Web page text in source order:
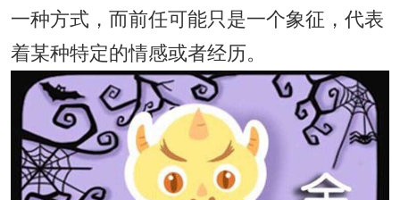
一种方式，而前任可能只是一个象征，代表
着某种特定的情感或者经历。